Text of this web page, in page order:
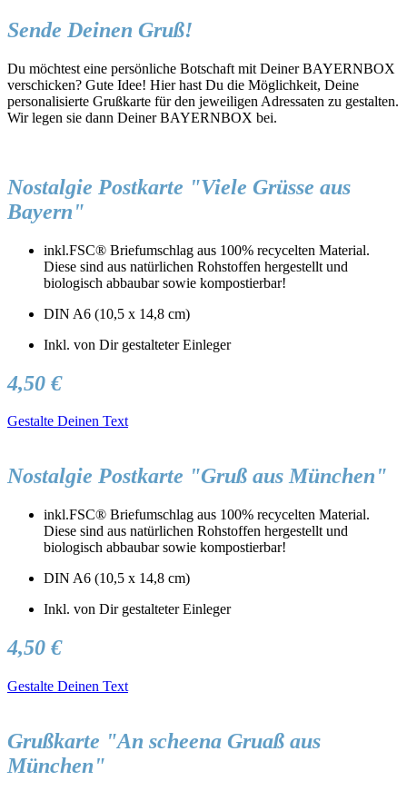
Sende Deinen Gruß!
Du möchtest eine persönliche Botschaft mit Deiner BAYERNBOX
verschicken? Gute Idee! Hier hast Du die Möglichkeit, Deine
personalisierte Grußkarte für den jeweiligen Adressaten zu gestalten.
Wir legen sie dann Deiner BAYERNBOX bei.
Nostalgie Postkarte "Viele Grüsse aus
Bayern"
inkl.FSC® Briefumschlag aus 100% recycelten Material.
Diese sind aus natürlichen Rohstoffen hergestellt und
biologisch abbaubar sowie kompostierbar!
DIN A6 (10,5 x 14,8 cm)
Inkl. von Dir gestalteter Einleger
4,50 €
Gestalte Deinen Text
Nostalgie Postkarte "Gruß aus München"
inkl.FSC® Briefumschlag aus 100% recycelten Material.
Diese sind aus natürlichen Rohstoffen hergestellt und
biologisch abbaubar sowie kompostierbar!
DIN A6 (10,5 x 14,8 cm)
Inkl. von Dir gestalteter Einleger
4,50 €
Gestalte Deinen Text
Grußkarte "An scheena Gruaß aus
München"